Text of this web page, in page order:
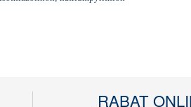
RABAT